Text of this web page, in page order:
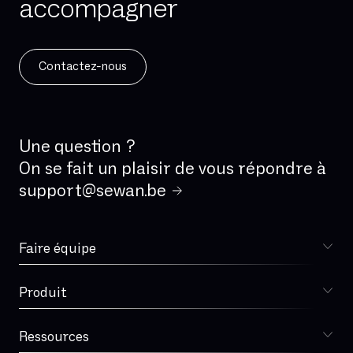
Gestion des problèmes
Gouvernance
Haute disponibilité
IAD (Integrated Access Device)
IBPT
IPv4
IPv6
IVR
IaaS
accompagner
Contactez-nous
Une question ?
On se fait un plaisir de vous répondre à
support@sewan.be
Faire équipe
Choisir Sewan
Produit
Ressources